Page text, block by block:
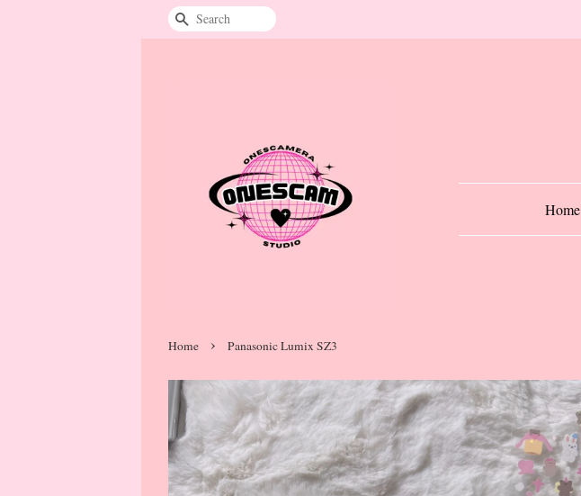
Search
Home
Home › Panasonic Lumix SZ3